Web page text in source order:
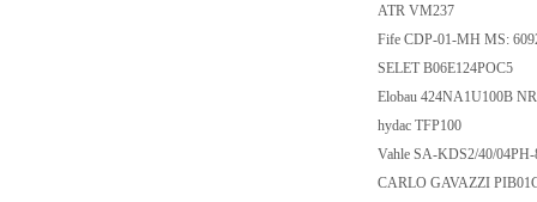
ATR VM237
Fife CDP-01-MH MS:
SELET B06E124POC5
Elobau 424NA1U100B
hydac TFP100
Vahle SA-KDS2/40/
CARLO GAVAZZI